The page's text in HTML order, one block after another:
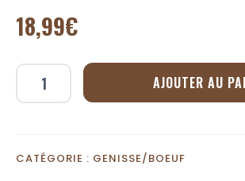
18,99€
quantité
de
AJOUTER AU
CATÉGORIE : GENISSE/BOEUF